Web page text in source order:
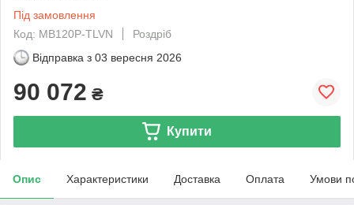
Під замовлення
Код: MB120P-TLVN
Роздріб
Відправка з 03 вересня 2026
90 072 ₴
Купити
Опис Характеристики Доставка Оплата Умови